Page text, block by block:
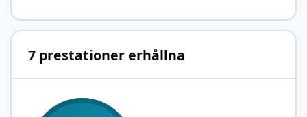
7 prestationer erhållna